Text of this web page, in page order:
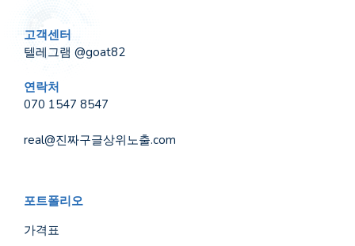
고객센터
텔레그램 @goat82
연락처
070 1547 8547
real@진짜구글상위노출.com
포트폴리오
가격표